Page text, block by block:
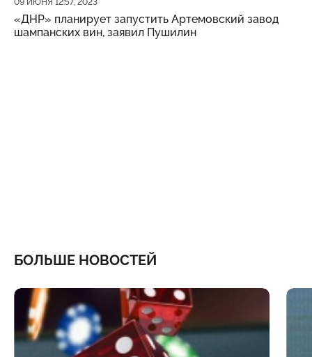
09 ИЮНЯ 12:57, 2023
«ДНР» планирует запустить Артемовский завод
шампанских вин, заявил Пушилин
БОЛЬШЕ НОВОСТЕЙ